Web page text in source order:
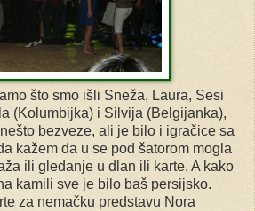
što smo išli Sneža, Laura, Sesi
(Kolumbijka) i Silvija (Belgijanka),
bezveze, ali je bilo i igračice sa
kažem da u se pod šatorom mogla
ili gledanje u dlan ili karte. A kako
kamili sve je bilo baš persijsko.
za nemačku predstavu Nora